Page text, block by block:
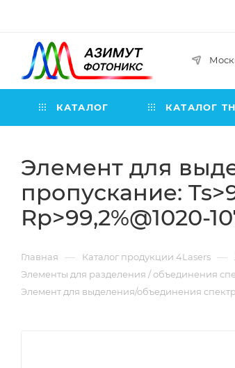
КАТАЛОГ КАТАЛОГ
Элемент для
пропускание:
Rp>99,2%@1020-
Главная — Каталог продукции 4Lasers —
Элементы для разделения / объединения
Элемент для выделения/объединения